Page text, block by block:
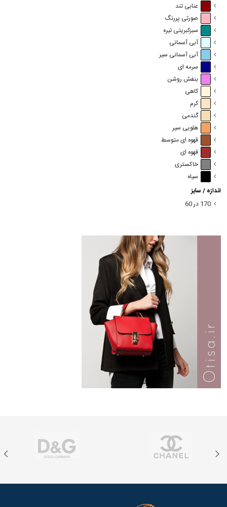
عنابی تند
صورتی پررنگ
سبزکبریتی تیره
آبی آسمانی
آبی آسمانی سیر
سرمه ای
بنفش روشن
کاهی
کرم
گندمی
هلویی سیر
قهوه ای متوسط
قهوه ای
خاکستری
سیاه
اندازه / سایز
170 در 60